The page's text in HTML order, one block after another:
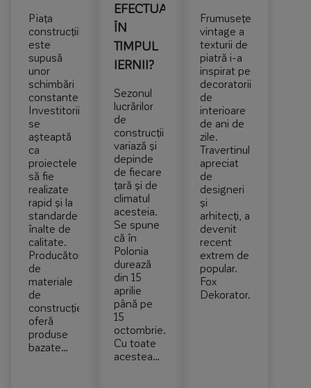
Piața
construcțiilor
este
supusă
unor
schimbări
constante.
Investitorii
se
așteaptă
ca
proiectele
să fie
realizate
rapid și la
standarde
înalte de
calitate.
Producătorii
de
materiale
de
construcție
oferă
produse
bazate…
EFECTUATE
ÎN
TIMPUL
IERNII?
Sezonul
lucrărilor
de
construcții
variază și
depinde
de fiecare
țară și de
climatul
acesteia.
Se spune
că în
Polonia
durează
din 15
aprilie
până pe
15
octombrie.
Cu toate
acestea…
Frumusețea
vintage a
texturii de
piatră i-a
inspirat pe
decoratorii
de
interioare
de ani de
zile.
Travertinul,
apreciat
de
designeri
și
arhitecți, a
devenit
recent
extrem de
popular.
Fox
Dekorator…